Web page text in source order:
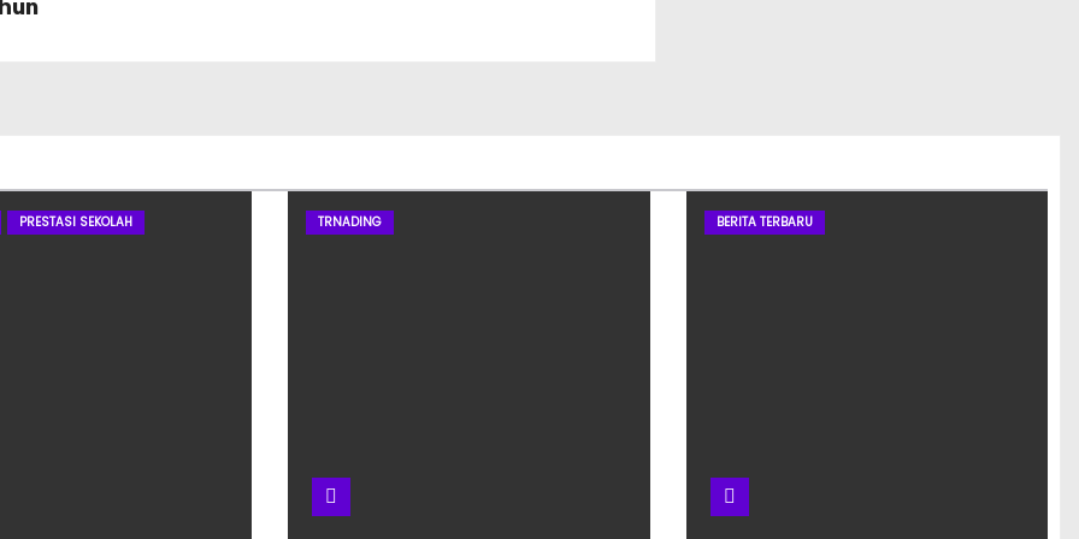
PRESTASI SEKOLAH TRNADING BERITA TERBARU